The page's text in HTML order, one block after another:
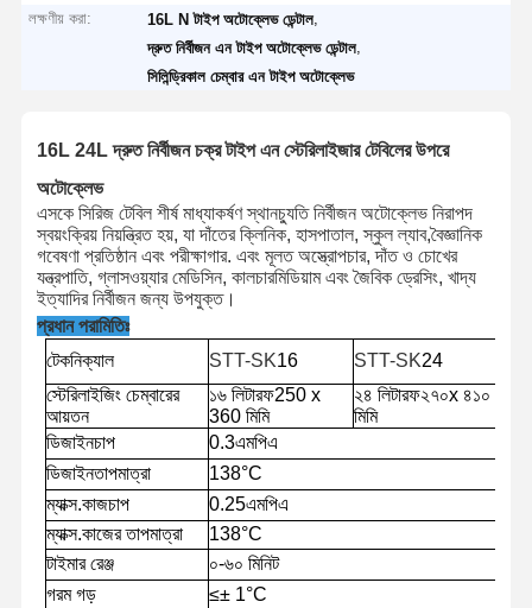
লক্ষণীয় করা:
16L N টাইপ অটোক্লেভ ডেন্টাল,
দ্রুত নির্বীজন এন টাইপ অটোক্লেভ ডেন্টাল,
সিলিন্ড্রিকাল চেম্বার এন টাইপ অটোক্লেভ
16L 24L দ্রুত নির্বীজন চক্র টাইপ এন স্টেরিলাইজার টেবিলের উপরে
অটোক্লেভ
এসকে সিরিজ টেবিল শীর্ষ মাধ্যাকর্ষণ স্থানচ্যুতি নির্বীজন অটোক্লেভ নিরাপদ
স্বয়ংক্রিয় নিয়ন্ত্রিত হয়, যা দাঁতের ক্লিনিক, হাসপাতাল, স্কুল ল্যাব,বৈজ্ঞানিক
গবেষণা প্রতিষ্ঠান এবং পরীক্ষাগার. এবং মূলত অস্ত্রোপচার, দাঁত ও চোখের
যন্ত্রপাতি, গ্লাসওয়্যার মেডিসিন, কালচারমিডিয়াম এবং জৈবিক ড্রেসিং, খাদ্য
ইত্যাদির নির্বীজন জন্য উপযুক্ত।
প্রধান পরামিতিঃ
টেকনিক্যাল
STT-SK16 STT-SK24
স্টেরিলাইজিং চেম্বারের
আয়তন
১৬ লিটারফ250 x
360 মিমি
২৪ লিটারফ২৭০x ৪১০
মিমি
ডিজাইনচাপ 0.3এমপিএ
ডিজাইনতাপমাত্রা 138°C
ম্যাক্স.কাজচাপ 0.25এমপিএ
ম্যাক্স.কাজের তাপমাত্রা 138°C
টাইমার রেঞ্জ
০-৬০ মিনিট
গরম গড়
≤± 1°C